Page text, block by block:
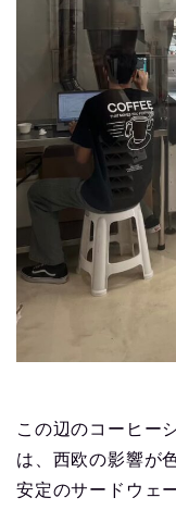
この辺のコーヒー
は、西欧の影響が
安定のサードウェ